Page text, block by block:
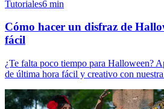
Tutoriales6 min
Cómo hacer un disfraz de
fácil
¿Te falta poco tiempo para Halloween?
de última hora fácil y creativo con